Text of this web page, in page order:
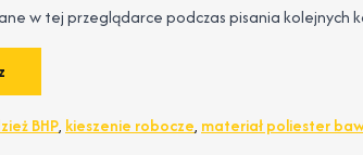
w tej przeglądarce podczas pisania kolejnych
BHP, kieszenie robocze, materiał poliester